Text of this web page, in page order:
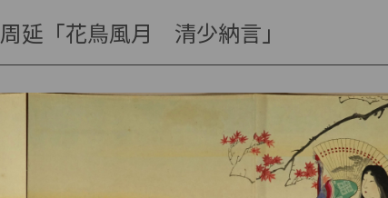
周延「花鳥風月 清少納言」